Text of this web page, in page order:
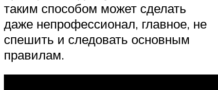
таким способом может сделать
даже непрофессионал, главное, не
спешить и следовать основным
правилам.